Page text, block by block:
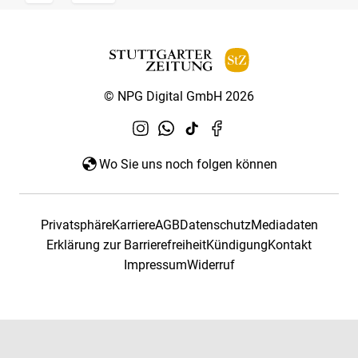
© NPG Digital GmbH 2026
Wo Sie uns noch folgen können
PrivatsphäreKarriereAGBDatenschutzMediadaten
Erklärung zur BarrierefreiheitKündigungKontakt
ImpressumWiderruf